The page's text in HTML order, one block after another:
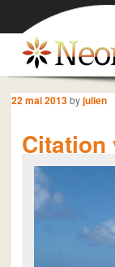
Navigation des articles
Citation
22 mai 2013byjulien